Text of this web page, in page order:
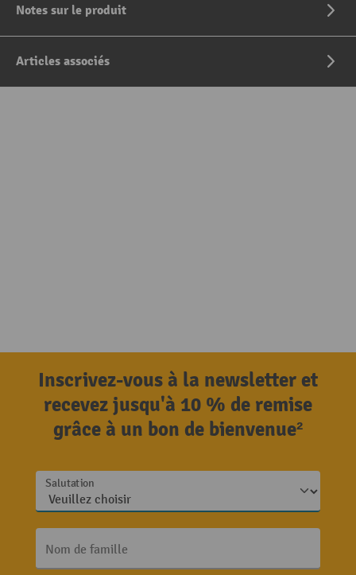
Notes sur le produit
Articles associés
Inscrivez-vous à la newsletter et
recevez jusqu'à 10 % de remise
grâce à un bon de bienvenue²
Salutation
Nom de famille